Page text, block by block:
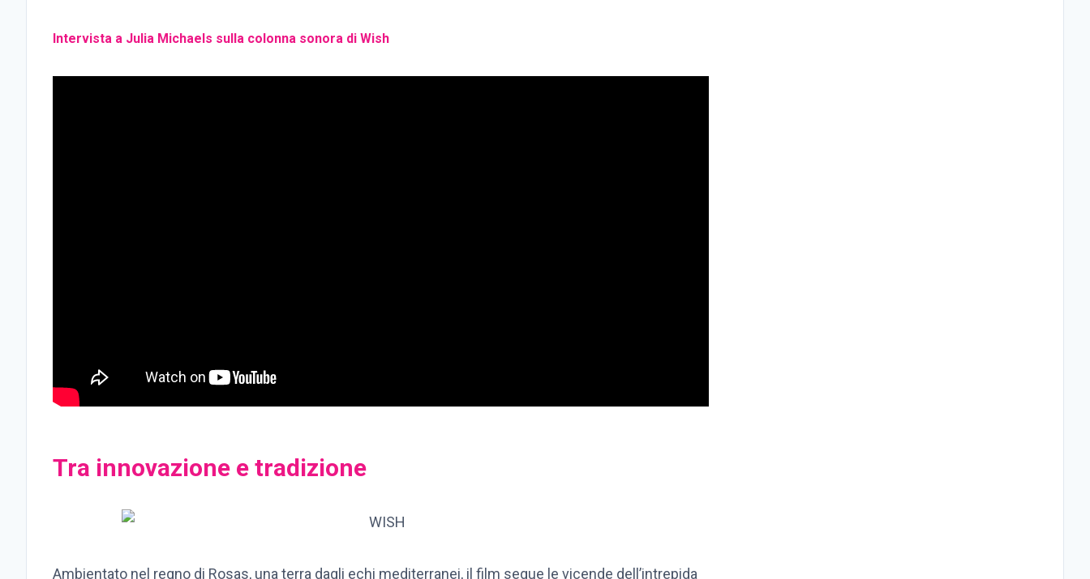
Intervista a Julia Michaels sulla colonna sonora di Wish
Tra innovazione e tradizione
Ambientato nel regno di Rosas, una terra dagli echi mediterranei, il film segue le vicende dell’intrepida